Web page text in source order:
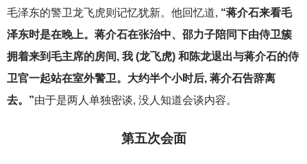
毛泽东的警卫龙飞虎则记忆犹新。他回忆道, “蒋介石来看毛
泽东时是在晚上。蒋介石在张治中、邵力子陪同下由侍卫簇
拥着来到毛主席的房间, 我 (龙飞虎) 和陈龙退出与蒋介石的侍
卫官一起站在室外警卫。大约半个小时后, 蒋介石告辞离
去。”由于是两人单独密谈, 没人知道会谈内容。
第五次会面